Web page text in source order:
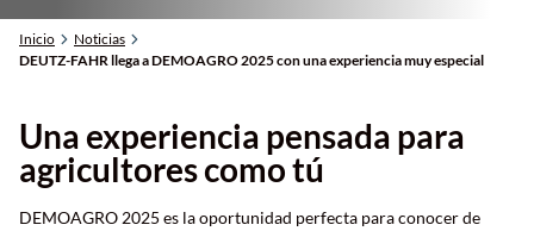
Nos puedes encontrar enC./ ALMACELLAS,95
Inicio
Noticias
DEUTZ-FAHR llega a DEMOAGRO 2025 con una experiencia muy especial
Una experiencia pensada para
agricultores como tú
DEMOAGRO 2025 es la oportunidad perfecta para conocer de